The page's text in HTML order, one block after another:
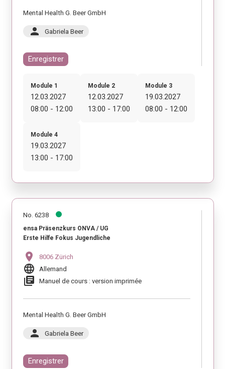
Mental Health G. Beer GmbH
person Gabriela Beer
Enregistrer
Module 1
12.03.2027
08:00 - 12:00
Module 2
12.03.2027
13:00 - 17:00
Module 3
19.03.2027
08:00 - 12:00
Module 4
19.03.2027
13:00 - 17:00
No. 6238
ensa Präsenzkurs ONVA / UG
Erste Hilfe Fokus Jugendliche
location_on 8006 Zürich
language Allemand
library_books Manuel de cours : version imprimée
Mental Health G. Beer GmbH
person Gabriela Beer
Enregistrer